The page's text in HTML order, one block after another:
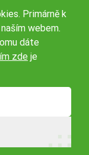
Primárně k
webem.
dáte
zde je